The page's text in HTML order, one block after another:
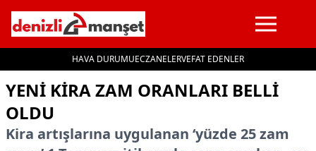
HAVA DURUMUECZANELERVEFAT EDENLER
İçeriğe geç
YENİ KİRA ZAM ORANLARI BELLİ
OLDU
Kira artışlarına uygulanan ‘yüzde 25 zam